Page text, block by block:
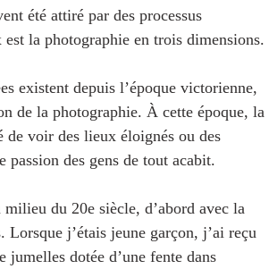
été attiré par des processus
la photographie en trois dimensions.
existent depuis l’époque victorienne,
de la photographie. À cette époque, la
de voir des lieux éloignés ou des
passion des gens de tout acabit.
du 20e siècle, d’abord avec la
j’étais jeune garçon, j’ai reçu
jumelles dotée d’une fente dans